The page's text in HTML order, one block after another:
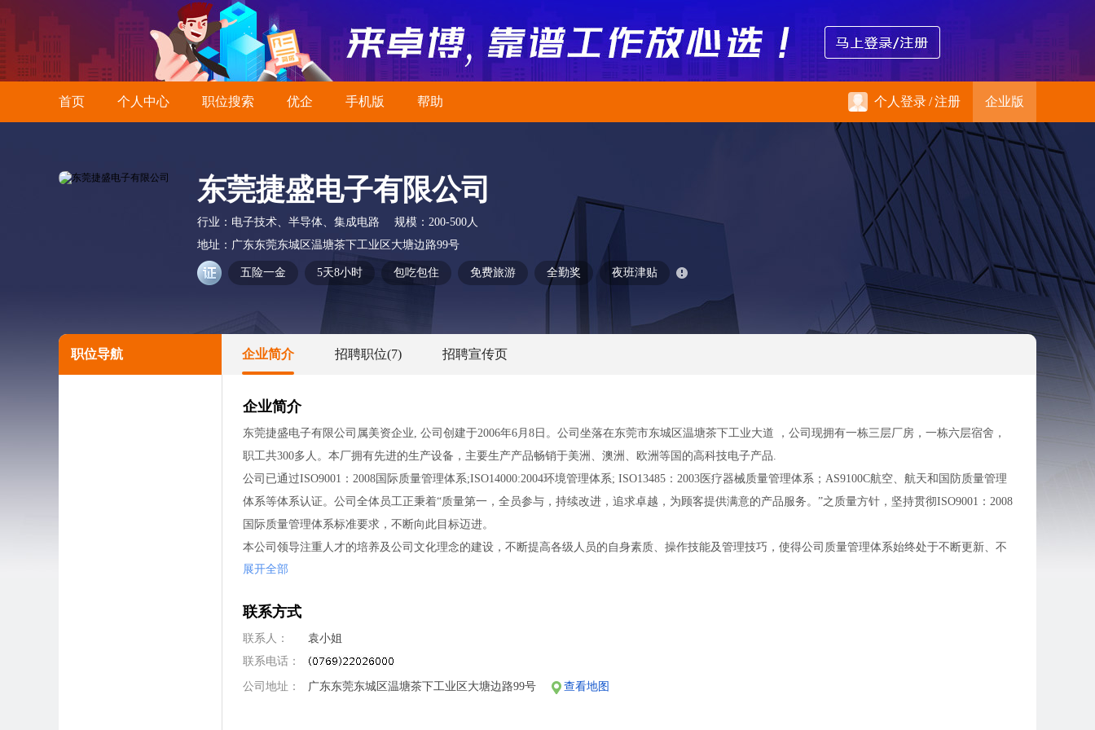
首页 个人中心 职位搜索 优企 手机版 帮助 个人登录/注册 企业版
东莞捷盛电子有限公司
行业： 电子技术、半导体、集成电路 规模： 200-500人
地址： 广东东莞东城区温塘茶下工业区大塘边路99号
五险一金 5天8小时 包吃包住 免费旅游 全勤奖 夜班津贴
职位导航 企业简介 招聘职位(7) 招聘宣传页
企业简介
东莞捷盛电子有限公司属美资企业, 公司创建于2006年6月8日。公司坐落在东莞市东城区温塘茶下工业大道 ，公司现拥有一栋三层厂房，一栋六层宿舍，
职工共300多人。本厂拥有先进的生产设备，主要生产产品畅销于美洲、澳洲、欧洲等国的高科技电子产品.
公司已通过ISO9001：2008国际质量管理体系;ISO14000:2004环境管理体系; ISO13485：2003医疗器械质量管理体系；AS9100C航空、航天和国防质量管理
体系等体系认证。公司全体员工正秉着“质量第一，全员参与，持续改进，追求卓越，为顾客提供满意的产品服务。”之质量方针，坚持贯彻ISO9001：2008
国际质量管理体系标准要求，不断向此目标迈进。
本公司领导注重人才的培养及公司文化理念的建设，不断提高各级人员的自身素质、操作技能及管理技巧，使得公司质量管理体系始终处于不断更新、不
断改善的良性控制中。
1、作业员基本综合工资为2050元/月,额外还有表现奖450元每月,正常工作时间为5天8小时，加班费另外计算，有夜班补助20元/晚，并提供宵夜，月综合工
资约为4500至5000元，具体根据加班工时情况计算。入职作业员最高可额外领取新人奖900元、介绍奖900元、表现奖450元、及多技能奖1000元
2、入厂不扣押证件，不收押金，每月20日准时发放工资；作业员每满一年加20元，以年资津贴计算
3、福利津贴：员工可享受生育津贴、结婚津贴、丧事慰问津贴等；
展开全部
联系方式
联系人：
袁小姐
联系电话：
公司地址： 广东东莞东城区温塘茶下工业区大塘边路99号 查看地图